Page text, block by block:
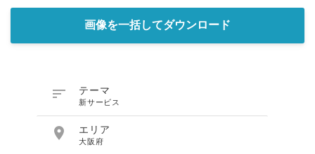
画像を一括してダウンロード
 テーマ
新サービス
 エリア
大阪府